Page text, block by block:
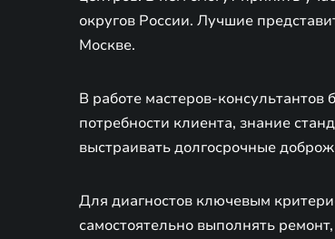
округов России. Лучшие
Москве.
В работе мастеров-
потребности клиента, знание
выстраивать долгосрочные
Для диагностов ключевым
самостоятельно выполнять